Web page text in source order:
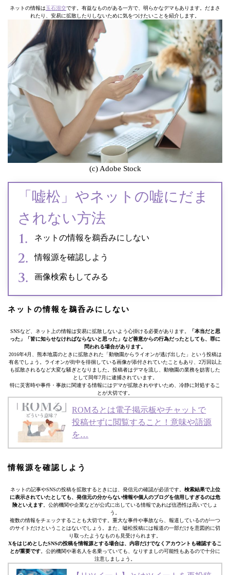
ネットの情報は玉石混交です。有益なものがある一方で、明らかなデマもあります。だまさ
れたり、安易に拡散したりしないために気をつけたいことを紹介します。
(c) Adobe Stock
「嘘松」やネットの嘘にだま
されない方法
ネットの情報を鵜呑みにしない
情報源を確認しよう
画像検索もしてみる
ネットの情報を鵜呑みにしない
SNSなど、ネット上の情報は安易に拡散しないよう心掛ける必要があります。
「本当だと思
った」「皆に知らせなければならないと思った」など善意からの行為だったとしても、罪に
問われる場合があります。
2016年4月、熊本地震のときに拡散された「動物園からライオンが逃げ出した」という投稿は
有名でしょう。ライオンが街中を徘徊している画像が添付されていたこともあり、2万回以上
も拡散されるなど大変な騒ぎとなりました。投稿者はデマを流し、動物園の業務を妨害した
として同年7月に逮捕されています。
特に災害時や事件・事故に関連する情報にはデマが拡散されやすいため、冷静に対処するこ
とが大切です。
ROMるとは電子掲示板やチャットで
投稿せずに閲覧すること！意味や語源
を…
情報源を確認しよう
ネットの記事やSNSの投稿を拡散するときには、発信元の確認が必須です。 検索結果で上位
に表示されていたとしても、発信元の分からない情報や個人のブログを信用しすぎるのは危
険といえます 。公的機関や企業などが公式に出している情報であれば信憑性は高いでしょ
う。
複数の情報をチェックすることも大切です。重大な事件や事故なら、報道しているのが一つ
のサイトだけということはないでしょう。また、嘘松投稿には報道の一部だけを意図的に切
り取ったようなものも見受けられます。
XをはじめとしたSNSの投稿を情報源とする場合は、内容だけでなくアカウントも確認するこ
とが重要です 。公的機関や著名人を名乗っていても、なりすましの可能性もあるので十分に
注意しましょう。